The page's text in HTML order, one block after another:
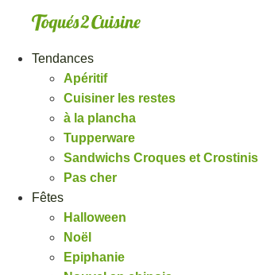
Tendances
Apéritif
Cuisiner les restes
à la plancha
Tupperware
Sandwichs Croques et Crostinis
Pas cher
Fêtes
Halloween
Noël
Epiphanie